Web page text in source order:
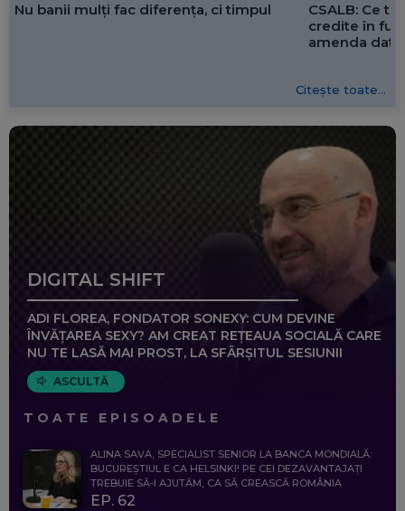
Nu banii mulți fac diferența, ci timpul
CSALB: Ce
credite în
amenda
Citește toate...
DIGITAL SHIFT
ADI FLOREA, FONDATOR SONEXY: CUM DEVINE
ÎNVĂȚAREA SEXY? AM CREAT REȚEAUA SOCIALĂ CARE
NU TE LASĂ MAI PROST, LA SFÂRȘITUL SESIUNII
ASCULTĂ
TOATE EPISOADELE
ALINA SAVA, SPECIALIST SENIOR LA BANCA MONDIALĂ:
BUCUREȘTIUL E CA HELSINKI! PE CEI DEZAVANTAJAȚI
TREBUIE SĂ-I AJUTĂM, CA SĂ CREASCĂ ROMÂNIA
EP. 62